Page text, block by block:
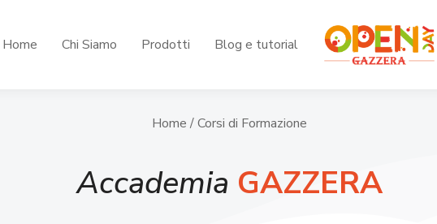
Home Chi Siamo Prodotti Blog e tutorial
Home / Corsi di Formazione
Accademia GAZZERA